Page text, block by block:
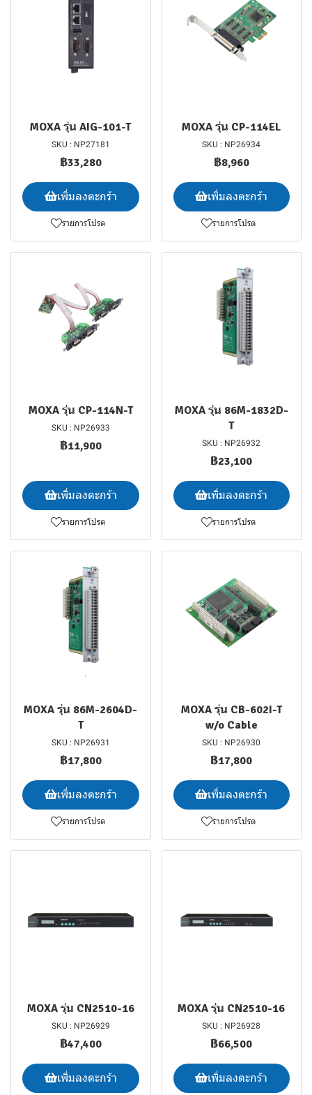
MOXA รุ่น AIG-101-T
SKU : NP27181
฿33,280
เพิ่มลงตะกร้า
รายการโปรด
MOXA รุ่น CP-114EL
SKU : NP26934
฿8,960
เพิ่มลงตะกร้า
รายการโปรด
MOXA รุ่น CP-114N-T
SKU : NP26933
฿11,900
เพิ่มลงตะกร้า
รายการโปรด
MOXA รุ่น 86M-1832D-
T
SKU : NP26932
฿23,100
เพิ่มลงตะกร้า
รายการโปรด
MOXA รุ่น 86M-2604D-
T
SKU : NP26931
฿17,800
เพิ่มลงตะกร้า
รายการโปรด
MOXA รุ่น CB-602I-T
w/o Cable
SKU : NP26930
฿17,800
เพิ่มลงตะกร้า
รายการโปรด
MOXA รุ่น CN2510-16
SKU : NP26929
฿47,400
เพิ่มลงตะกร้า
MOXA รุ่น CN2510-16
SKU : NP26928
฿66,500
เพิ่มลงตะกร้า